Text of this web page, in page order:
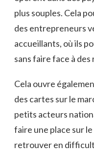
plus souples. Cela
des entrepreneurs
accueillants, où ils
sans faire face à
Cela ouvre
des cartes sur le
petits acteurs
faire une place sur
retrouver en